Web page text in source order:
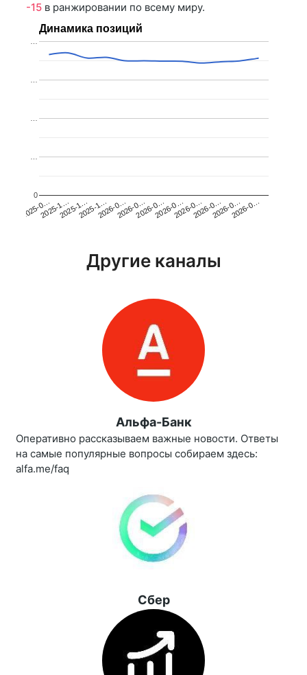
-15 в ранжировании по всему миру.
Динамика позиций
2025-0…2025-1…2025-1…2025-1…2026-0…2026-0…2026-0…2026-0…2026-0…2026-0…2026-0…2026-0…
0
…
…
…
…
Другие каналы
Альфа-Банк
Оперативно рассказываем важные новости. Ответы
на самые популярные вопросы собираем здесь:
alfa.me/faq
Сбер